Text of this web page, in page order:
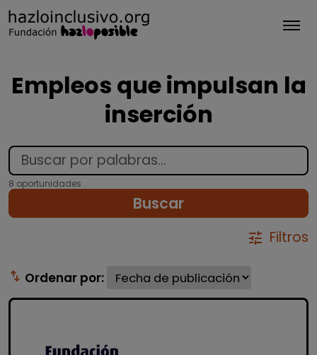
Empleos que impulsan la
inserción
8 oportunidades
Buscar
tune Filtros
swap_vert Ordenar por: